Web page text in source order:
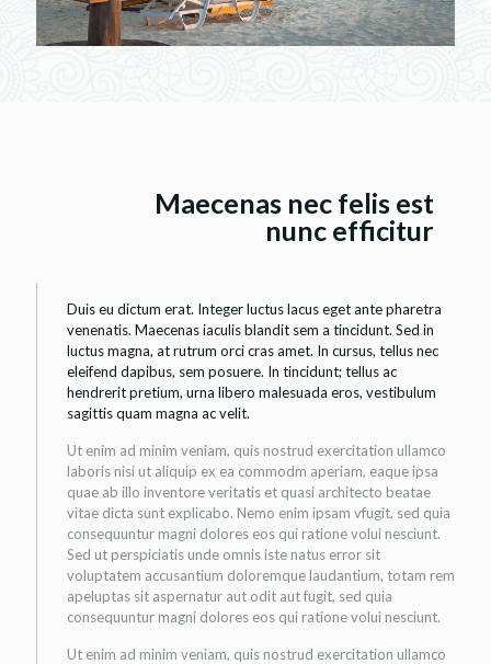
Maecenas nec felis est
nunc efficitur
Duis eu dictum erat. Integer luctus lacus eget ante pharetra
venenatis. Maecenas iaculis blandit sem a tincidunt. Sed in
luctus magna, at rutrum orci cras amet. In cursus, tellus nec
eleifend dapibus, sem posuere. In tincidunt; tellus ac
hendrerit pretium, urna libero malesuada eros, vestibulum
sagittis quam magna ac velit.
Ut enim ad minim veniam, quis nostrud exercitation ullamco
laboris nisi ut aliquip ex ea commodm aperiam, eaque ipsa
quae ab illo inventore veritatis et quasi architecto beatae
vitae dicta sunt explicabo. Nemo enim ipsam vfugit, sed quia
consequuntur magni dolores eos qui ratione volui nesciunt.
Sed ut perspiciatis unde omnis iste natus error sit
voluptatem accusantium doloremque laudantium, totam rem
apeluptas sit aspernatur aut odit aut fugit, sed quia
consequuntur magni dolores eos qui ratione volui nesciunt.
Ut enim ad minim veniam, quis nostrud exercitation ullamco